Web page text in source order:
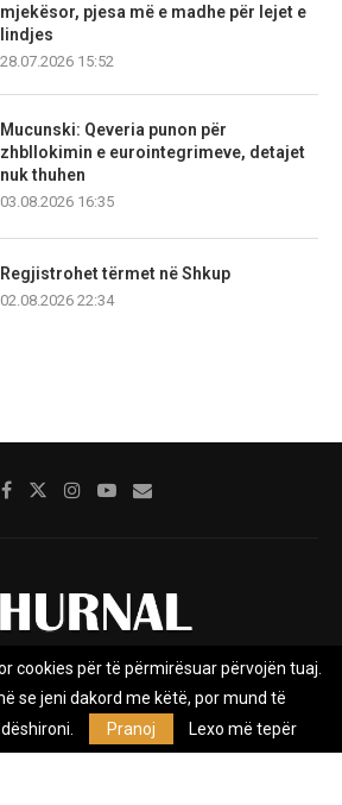
mjekësor, pjesa më e madhe për lejet e
lindjes
28.07.2026 15:52
Mucunski: Qeveria punon për
zhbllokimin e eurointegrimeve, detajet
nuk thuhen
03.08.2026 16:35
Regjistrohet tërmet në Shkup
02.08.2026 22:34
Impresumi Marketing
Kontakt
Privacy Policy
e Lajmeve e pavarur, e themeluar në vitin
cookies për të përmirësuar përvojën tuaj.
se jeni dakord me këtë, por mund të
Pranoj Lexo më tepër